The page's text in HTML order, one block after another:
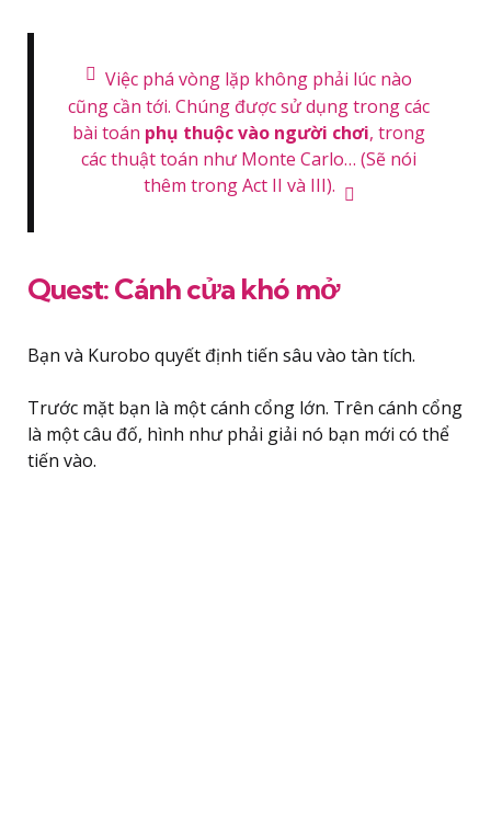
Việc phá vòng lặp không phải lúc nào
cũng cần tới. Chúng được sử dụng trong các
bài toán phụ thuộc vào người chơi, trong
các thuật toán như Monte Carlo… (Sẽ nói
thêm trong Act II và III).
Quest: Cánh cửa khó mở
Bạn và Kurobo quyết định tiến sâu vào tàn tích.
Trước mặt bạn là một cánh cổng lớn. Trên cánh cổng
là một câu đố, hình như phải giải nó bạn mới có thể
tiến vào.